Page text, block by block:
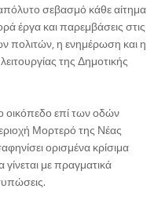
σεβασμό κάθε αίτημα
έργα και παρεμβάσεις στις
πολιτών, η ενημέρωση και η
της Δημοτικής
οικόπεδο επί των οδών
Μορτερό της Νέας
ορισμένα κρίσιμα
με πραγματικά